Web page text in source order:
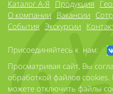
Каталог А-Я Продукция
О компании Вакансии
События Экскурсии
Присоединяйтесь к нам:
Просматривая сайт, Вы
обработкой файлов
можете отключить файлы